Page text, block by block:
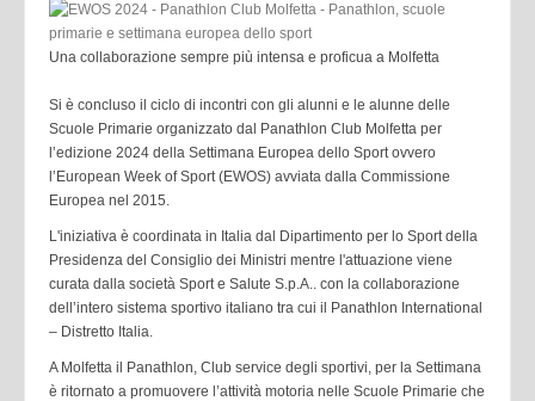
Una collaborazione sempre più intensa e proficua a Molfetta
Si è concluso il ciclo di incontri con gli alunni e le alunne delle
Scuole Primarie organizzato dal Panathlon Club Molfetta per
l’edizione 2024 della Settimana Europea dello Sport ovvero
l’European Week of Sport (EWOS) avviata dalla Commissione
Europea nel 2015.
L'iniziativa è coordinata in Italia dal Dipartimento per lo Sport della
Presidenza del Consiglio dei Ministri mentre l'attuazione viene
curata dalla società Sport e Salute S.p.A.. con la collaborazione
dell’intero sistema sportivo italiano tra cui il Panathlon International
– Distretto Italia.
A Molfetta il Panathlon, Club service degli sportivi, per la Settimana
è ritornato a promuovere l’attività motoria nelle Scuole Primarie che